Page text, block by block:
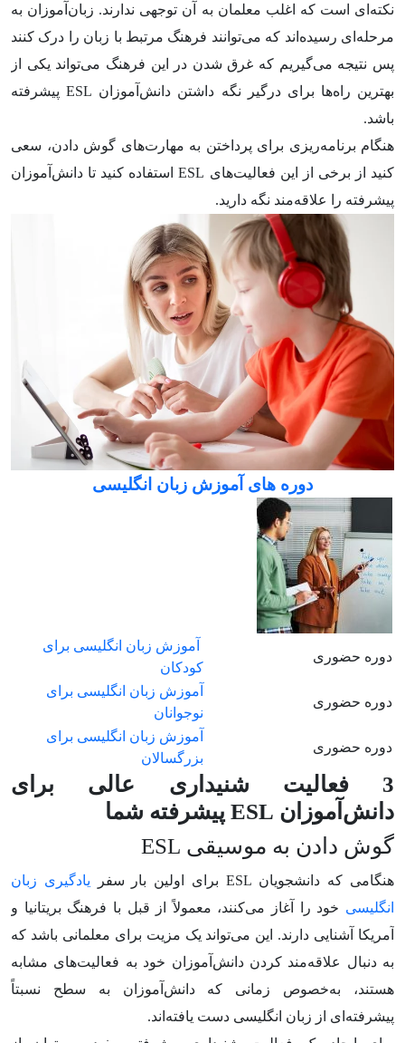
نکته‌ای است که اغلب معلمان به آن توجهی ندارند. زبان‌آموزان به
مرحله‌ای رسیده‌اند که می‌توانند فرهنگ مرتبط با زبان را درک کنند
پس نتیجه می‌گیریم که غرق شدن در این فرهنگ می‌تواند یکی از
بهترین راه‌ها برای درگیر نگه داشتن دانش‌آموزان ESL پیشرفته
باشد.
هنگام برنامه‌ریزی برای پرداختن به مهارت‌های گوش دادن، سعی
کنید از برخی از این فعالیت‌های ESL استفاده کنید تا دانش‌آموزان
پیشرفته را علاقه‌مند نگه دارید.
دوره های آموزش زبان انگلیسی
دوره حضوری
آموزش زبان انگلیسی برای
کودکان
دوره حضوری
آموزش زبان انگلیسی برای
نوجوانان
دوره حضوری
آموزش زبان انگلیسی برای
بزرگسالان
3 فعالیت شنیداری عالی برای
دانش‌آموزان ESL پیشرفته شما
گوش دادن به موسیقی ESL
هنگامی که دانشجویان ESL برای اولین بار سفر
یادگیری زبان
انگلیسی خود را آغاز می‌کنند، معمولاً از قبل با فرهنگ بریتانیا و
آمریکا آشنایی دارند. این می‌تواند یک مزیت برای معلمانی باشد که
به دنبال علاقه‌مند کردن دانش‌آموزان خود به فعالیت‌های مشابه
هستند، به‌خصوص زمانی که دانش‌آموزان به سطح نسبتاً
پیشرفته‌ای از زبان انگلیسی دست یافته‌اند.